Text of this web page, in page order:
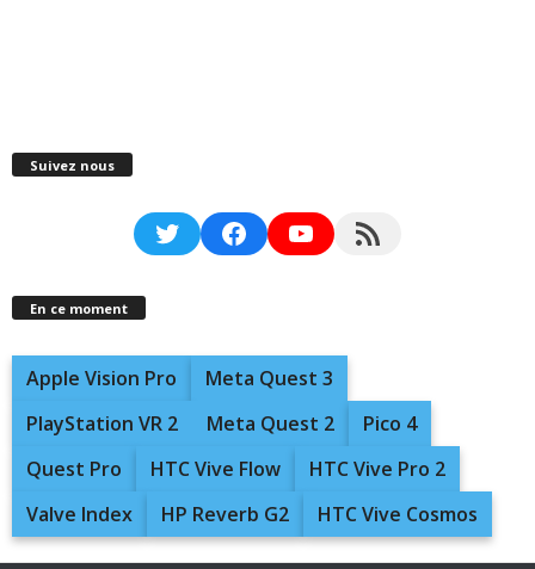
Suivez nous
TwitterFacebookYouTubeRSS Feed
En ce moment
Apple Vision Pro
Meta Quest 3
PlayStation VR 2
Meta Quest 2
Pico 4
Quest Pro
HTC Vive Flow
HTC Vive Pro 2
Valve Index
HP Reverb G2 HTC Vive Cosmos